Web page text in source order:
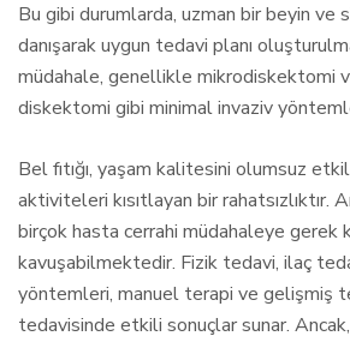
Bu gibi durumlarda, uzman bir beyin ve
danışarak uygun tedavi planı
müdahale, genellikle mikrodiskektomi
diskektomi gibi minimal invaziv
Bel fıtığı, yaşam kalitesini olumsuz
aktiviteleri kısıtlayan bir rahatsızlıktır.
birçok hasta cerrahi müdahaleye gerek
kavuşabilmektedir. Fizik tedavi, ilaç
yöntemleri, manuel terapi ve gelişmiş
tedavisinde etkili sonuçlar sunar.